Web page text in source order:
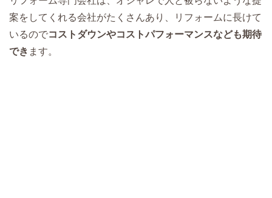
案をしてくれる会社がたくさんあり、リフォームに長けて
いるのでコストダウンやコストパフォーマンスなども期待
でき ます。